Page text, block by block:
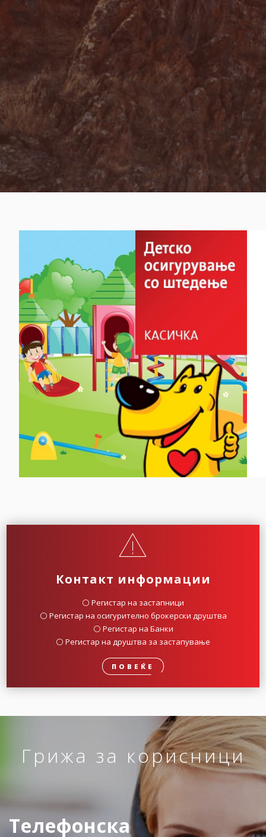
Контакт информации
⚪️ Регистар на застапници
⚪️ Регистар на осигурително брокерски друштва
⚪️ Регистар на Банки
⚪️ Регистар на друштва за застапување
ПОВЕЌЕ
Грижа за корисници
Телефонска